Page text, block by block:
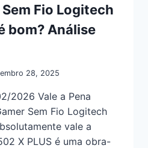
Fio Logitech
bom? Análise
28, 2025
2026 Vale a Pena
Sem Fio Logitech
vale a
X PLUS é uma obra-